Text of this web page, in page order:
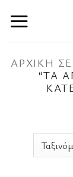
στο
ΑΡΧΙΚΉ
“ΤΑ